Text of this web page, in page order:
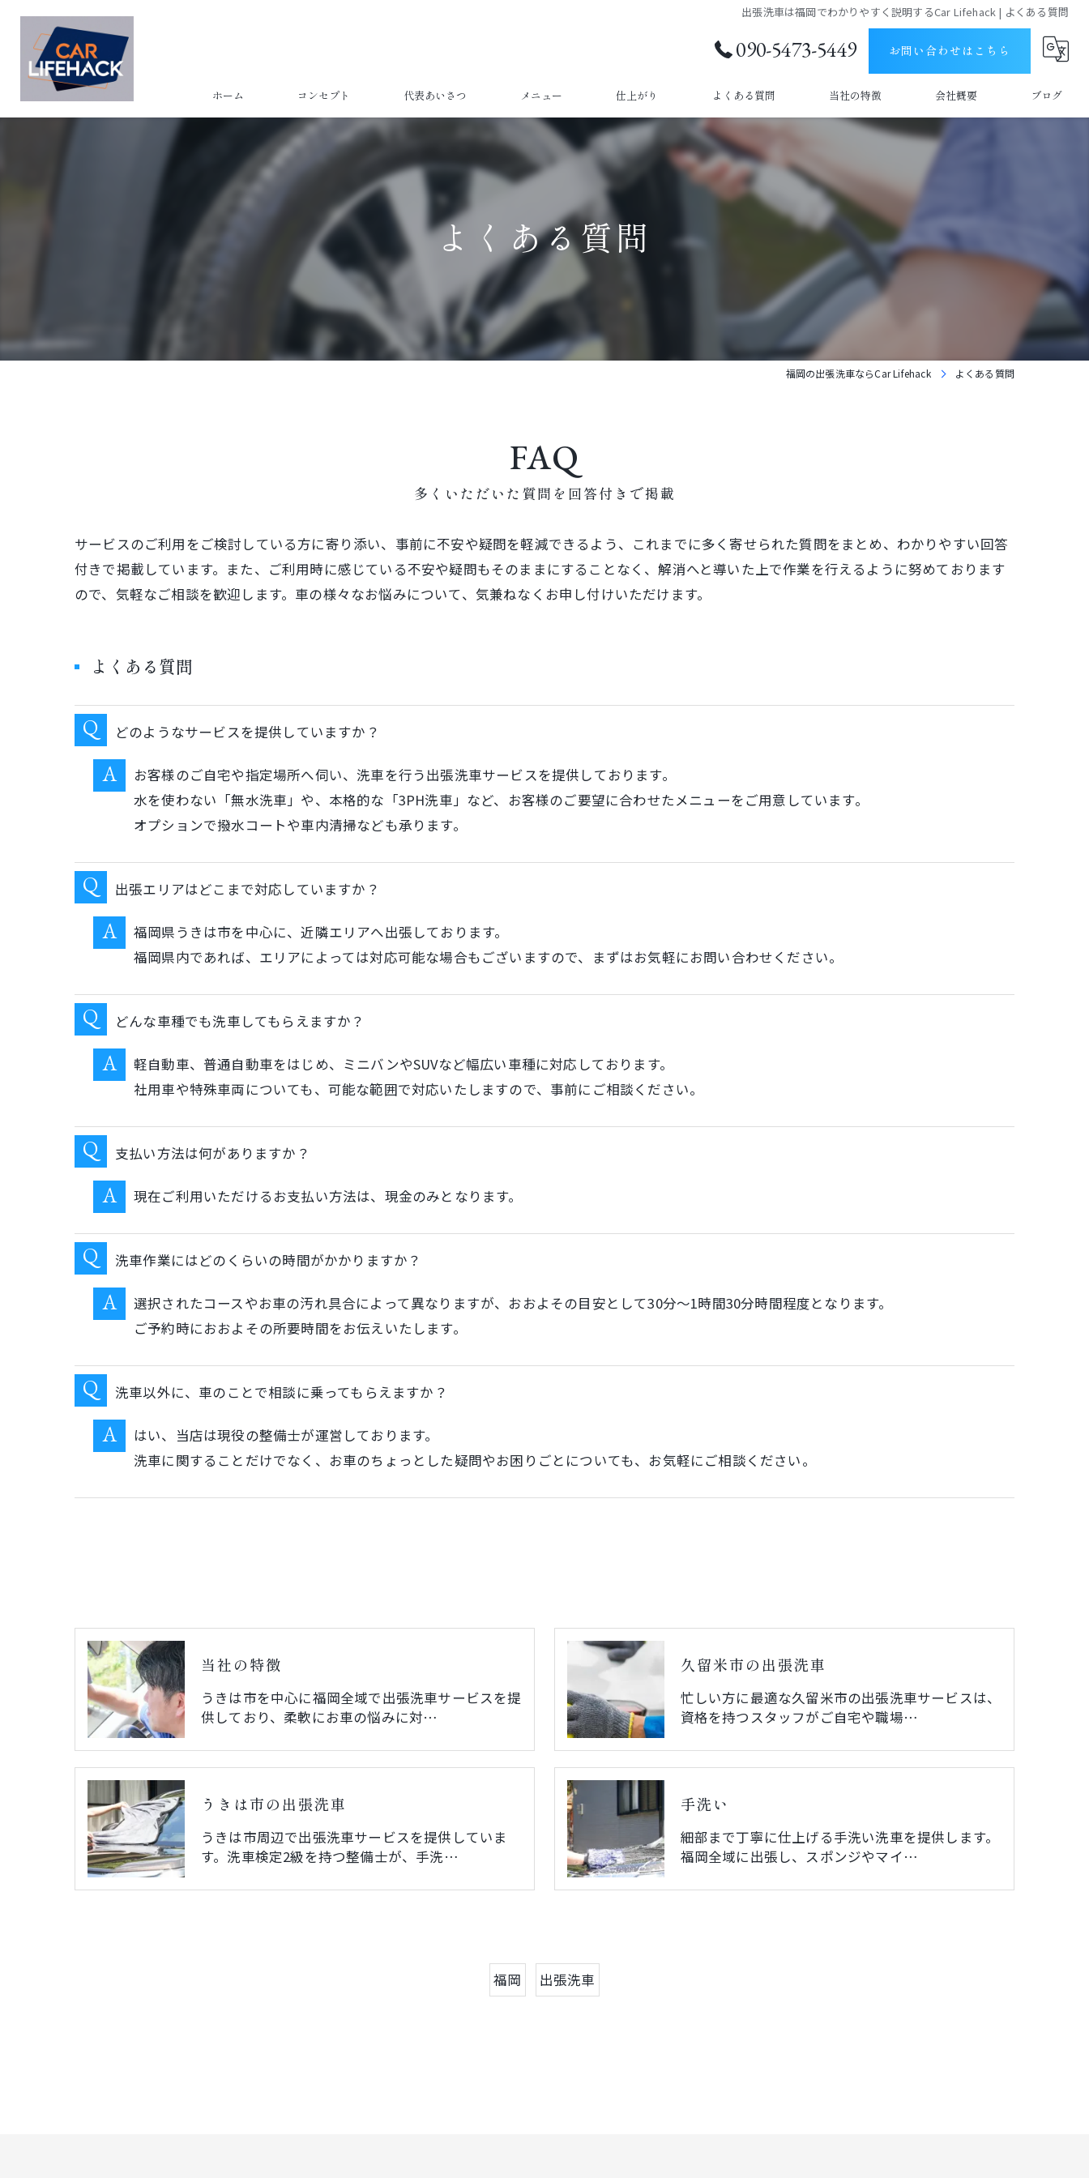
出張洗車は福岡でわかりやすく説明するCar Lifehack | よくある質問
090-5473-5449 お問い合わせはこちら
ホーム コンセプト 代表あいさつ メニュー 仕上がり よくある質問 当社の特徴
久留米市の出張洗車
車内清掃
撥水
手洗い
会社概要 ブログ
よくある質問
福岡の出張洗車ならCar Lifehack よくある質問
多くいただいた質問を回答付きで掲載
FAQ
サービスのご利用をご検討している方に寄り添い、事前に不安や疑問を軽減できるよう、これまでに多く寄せられた質問をまとめ、わかりやすい回答
付きで掲載しています。また、ご利用時に感じている不安や疑問もそのままにすることなく、解消へと導いた上で作業を行えるように努めております
ので、気軽なご相談を歓迎します。車の様々なお悩みについて、気兼ねなくお申し付けいただけます。
よくある質問
どのようなサービスを提供していますか？
お客様のご自宅や指定場所へ伺い、洗車を行う出張洗車サービスを提供しております。
水を使わない「無水洗車」や、本格的な「3PH洗車」など、お客様のご要望に合わせたメニューをご用意しています。
オプションで撥水コートや車内清掃なども承ります。
出張エリアはどこまで対応していますか？
福岡県うきは市を中心に、近隣エリアへ出張しております。
福岡県内であれば、エリアによっては対応可能な場合もございますので、まずはお気軽にお問い合わせください。
どんな車種でも洗車してもらえますか？
軽自動車、普通自動車をはじめ、ミニバンやSUVなど幅広い車種に対応しております。
社用車や特殊車両についても、可能な範囲で対応いたしますので、事前にご相談ください。
支払い方法は何がありますか？
現在ご利用いただけるお支払い方法は、現金のみとなります。
洗車作業にはどのくらいの時間がかかりますか？
選択されたコースやお車の汚れ具合によって異なりますが、おおよその目安として30分〜1時間30分時間程度となります。
ご予約時におおよその所要時間をお伝えいたします。
洗車以外に、車のことで相談に乗ってもらえますか？
はい、当店は現役の整備士が運営しております。
洗車に関することだけでなく、お車のちょっとした疑問やお困りごとについても、お気軽にご相談ください。
当社の特徴
うきは市を中心に福岡全域で出張洗車サービスを提
供しており、柔軟にお車の悩みに対…
久留米市の出張洗車
忙しい方に最適な久留米市の出張洗車サービスは、
資格を持つスタッフがご自宅や職場…
うきは市の出張洗車
うきは市周辺で出張洗車サービスを提供していま
す。洗車検定2級を持つ整備士が、手洗…
手洗い
細部まで丁寧に仕上げる手洗い洗車を提供します。
福岡全域に出張し、スポンジやマイ…
福岡 出張洗車